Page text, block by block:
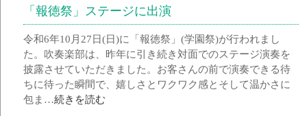
「報徳祭」ステージに出演
令和6年10月27日(日)に「報徳祭」(学園祭)が行われまし
た。吹奏楽部は、昨年に引き続き対面でのステージ演奏を
披露させていただきました。お客さんの前で演奏できる待
ちに待った瞬間で、嬉しさとワクワク感とそして温かさに
包ま…続きを読む